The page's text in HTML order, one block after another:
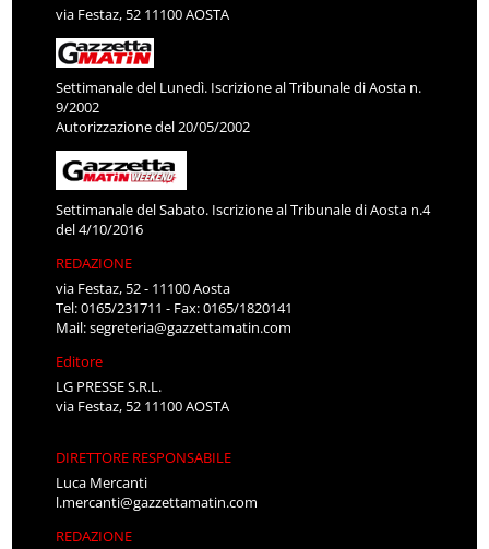
via Festaz, 52 11100 AOSTA
Settimanale del Lunedì. Iscrizione al Tribunale di Aosta n.
9/2002
Autorizzazione del 20/05/2002
Settimanale del Sabato. Iscrizione al Tribunale di Aosta n.4
del 4/10/2016
REDAZIONE
via Festaz, 52 - 11100 Aosta
Tel: 0165/231711 - Fax: 0165/1820141
Mail:segreteria@gazzettamatin.com
Editore
LG PRESSE S.R.L.
via Festaz, 52 11100 AOSTA
DIRETTORE RESPONSABILE
Luca Mercanti
l.mercanti@gazzettamatin.com
REDAZIONE